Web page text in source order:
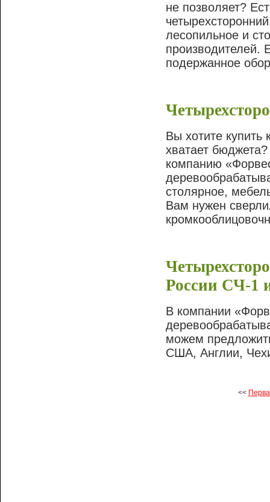
не позволяет?
лесопильное и
производителей.
подержанное
Вы хотите
хватает
компанию
столярное,
Вам нужен
России СЧ-1
В компании
можем
США, Англии,
<<